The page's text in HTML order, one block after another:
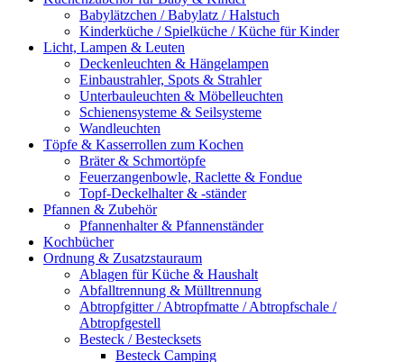
Babylätzchen / Babylatz / Halstuch
Kinderküche / Spielküche / Küche für Kinder
Licht, Lampen & Leuten
Deckenleuchten & Hängelampen
Einbaustrahler, Spots & Strahler
Unterbauleuchten & Möbelleuchten
Schienensysteme & Seilsysteme
Wandleuchten
Töpfe & Kasserrollen zum Kochen
Bräter & Schmortöpfe
Feuerzangenbowle, Raclette & Fondue
Topf-Deckelhalter & -ständer
Pfannen & Zubehör
Pfannenhalter & Pfannenständer
Kochbücher
Ordnung & Zusatzstauraum
Ablagen für Küche & Haushalt
Abfalltrennung & Mülltrennung
Abtropfgitter / Abtropfmatte / Abtropfschale /
Abtropfgestell
Besteck / Bestecksets
Besteck Camping